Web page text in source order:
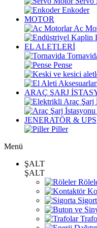
Enkoder
MOTOR
Ac
EL ALETLERİ
Pense
ARAÇ ŞARJ
JENERATÖR & UPS
Piller
Menü
ŞALT
ŞALT